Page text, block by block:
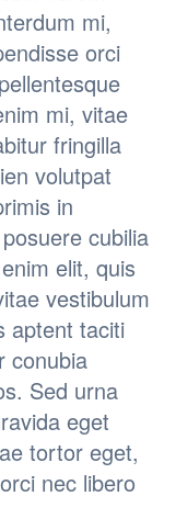
mi,
orci
mi, vitae
fringilla
volutpat
in
cubilia
elit, quis
vestibulum
aptent taciti
conubia
Sed urna
eget
tortor eget,
nec libero